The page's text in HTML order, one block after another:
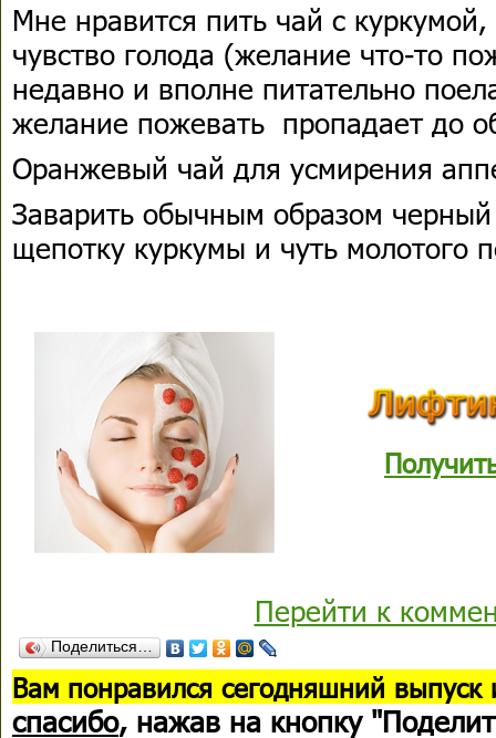
Мне нравится пить чай с
чувство голода (желание что-то
недавно и вполне питательно
желание пожевать пропадает до
Оранжевый чай для усмирения
Заварить обычным образом
щепотку куркумы и чуть молотого
Перейти к
Поделиться…
Вам понравился сегодняшний выпуск
спасибо, нажав на кнопку